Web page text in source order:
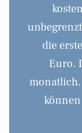
die
Euro.